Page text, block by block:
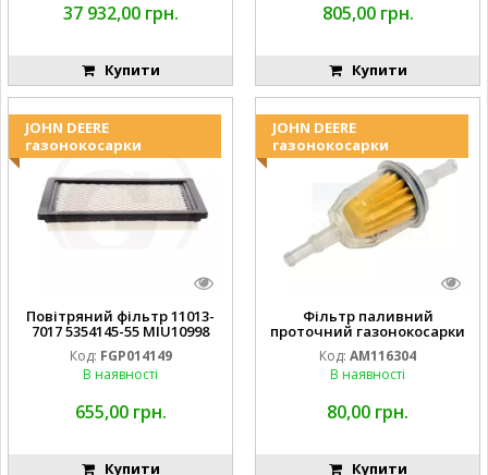
37 932,00 грн.
Купити
805,00 грн.
Купити
JOHN DEERE
газонокосарки
Повітряний фільтр 11013-
7017 5354145-55 MIU10998
FGP014149
Код: FGP014149
В наявності
655,00 грн.
Купити
JOHN DEERE
газонокосарки
Фільтр паливний
проточний газонокосарки
JOHN DEERE AM116304
GY20709
Код: AM116304
В наявності
80,00 грн.
Купити